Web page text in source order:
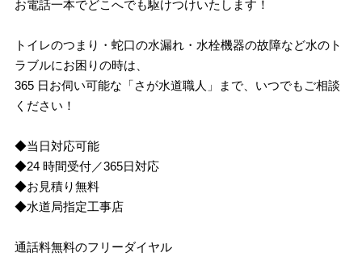
お電話一本でどこへでも駆けつけいたします！
トイレのつまり・蛇口の水漏れ・水栓機器の故障など水のト
ラブルにお困りの時は、
365 日お伺い可能な「さが水道職人」まで、いつでもご相談
ください！
◆当日対応可能
◆24 時間受付／365日対応
◆お見積り無料
◆水道局指定工事店
通話料無料のフリーダイヤル